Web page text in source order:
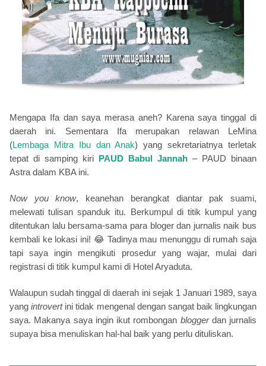
Mengapa Ifa dan saya merasa aneh? Karena saya tinggal di
daerah ini. Sementara Ifa merupakan relawanLeMina
(Lembaga Mitra Ibu dan Anak) yang sekretariatnya terletak
tepat di samping kiri PAUD Babul Jannah – PAUD binaan
Astra dalam KBA ini.
Now you know, keanehan berangkat diantar pak suami,
melewati tulisan spanduk itu. Berkumpul di titik kumpul yang
ditentukan lalu bersama-sama para bloger dan jurnalis naik bus
kembali ke lokasi ini! 😂 Tadinya mau menunggu di rumah saja
tapi saya ingin mengikuti prosedur yang wajar, mulai dari
registrasi di titik kumpul kami di Hotel Aryaduta.
Walaupun sudah tinggal di daerah ini sejak 1 Januari 1989, saya
yangintrovert ini tidak mengenal dengan sangat baik lingkungan
saya. Makanya saya ingin ikut rombongan blogger dan jurnalis
supaya bisa menuliskan hal-hal baik yang perlu dituliskan.